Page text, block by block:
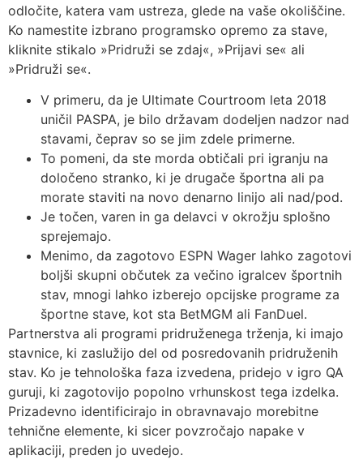
odločite, katera vam ustreza, glede na vaše okoliščine.
Ko namestite izbrano programsko opremo za stave,
kliknite stikalo »Pridruži se zdaj«, »Prijavi se« ali
»Pridruži se«.
V primeru, da je Ultimate Courtroom leta 2018
uničil PASPA, je bilo državam dodeljen nadzor nad
stavami, čeprav so se jim zdele primerne.
To pomeni, da ste morda obtičali pri igranju na
določeno stranko, ki je drugače športna ali pa
morate staviti na novo denarno linijo ali nad/pod.
Je točen, varen in ga delavci v okrožju splošno
sprejemajo.
Menimo, da zagotovo ESPN Wager lahko zagotovi
boljši skupni občutek za večino igralcev športnih
stav, mnogi lahko izberejo opcijske programe za
športne stave, kot sta BetMGM ali FanDuel.
Partnerstva ali programi pridruženega trženja, ki imajo
stavnice, ki zaslužijo del od posredovanih pridruženih
stav. Ko je tehnološka faza izvedena, pridejo v igro QA
guruji, ki zagotovijo popolno vrhunskost tega izdelka.
Prizadevno identificirajo in obravnavajo morebitne
tehnične elemente, ki sicer povzročajo napake v
aplikaciji, preden jo uvedejo.